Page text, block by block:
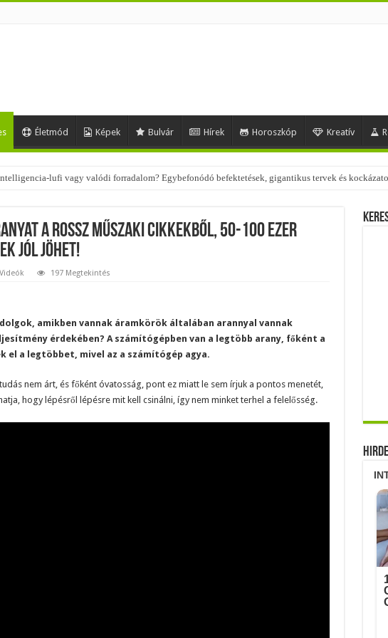
Életmód Képek Bulvár Hírek Horoszkóp Kreatív
lufi vagy valódi forradalom? Egybefonódó befektetések, gigantikus tervek és
a rossz műszaki cikkekből, 50-100 ezer
jól jöhet!
Videók 197 Megtekintés
amikben vannak áramkörök általában arannyal vannak
érdekében? A számítógépben van a legtöbb arany, főként a
el a legtöbbet, mivel az a számítógép agya.
nem árt, és főként óvatosság, pont ez miatt le sem írjuk a pontos menetét,
hogy lépésről lépésre mit kell csinálni, így nem minket terhel a felelősség.